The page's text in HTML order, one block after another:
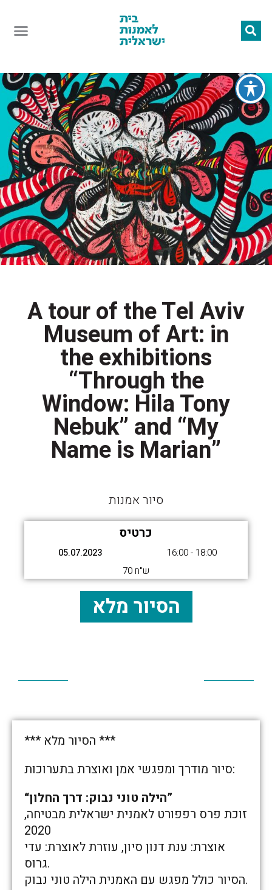
A tour of the Tel Aviv
Museum of Art: in
the exhibitions
“Through the
Window: Hila Tony
Nebuk” and “My
Name is Marian”
סיור אמנות
כרטיס
05.07.2023
16:00 - 18:00
70 ש"ח
הסיור מלא
*** הסיור מלא ***
סיור מודרך ומפגשי אמן ואוצרת בתערוכות:
“הילה טוני נבוק: דרך החלון”
זוכת פרס רפפורט לאמנית ישראלית מבטיחה,
2020
אוצרת: ענת דנון סיון, עוזרת לאוצרת: עדי
גרוס.
הסיור כולל מפגש עם האמנית הילה טוני נבוק.